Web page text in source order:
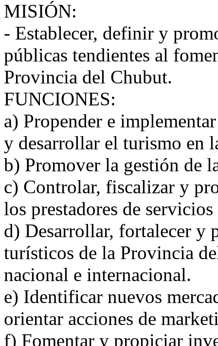
MISIÓN:
- Establecer, definir y
públicas tendientes al
Provincia del Chubut.
FUNCIONES:
a) Propender e
y desarrollar el turismo en
b) Promover la gestión de
c) Controlar, fiscalizar y
los prestadores de
d) Desarrollar, fortalecer y
turísticos de la Provincia
nacional e internacional.
e) Identificar nuevos
orientar acciones de
f) Fomentar y propiciar